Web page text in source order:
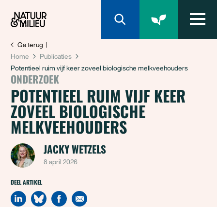
Ga terug
Home
Publicaties
Potentieel ruim vijf keer zoveel biologische melkveehouders
ONDERZOEK
POTENTIEEL RUIM VIJF KEER
ZOVEEL BIOLOGISCHE
MELKVEEHOUDERS
JACKY WETZELS
8 april 2026
DEEL ARTIKEL